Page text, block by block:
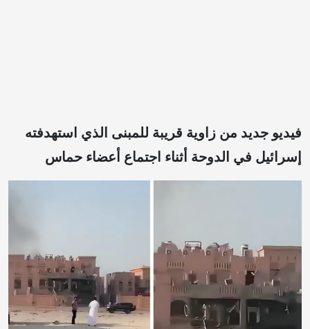
فيديو جديد من زاوية قريبة للمبنى الذي استهدفته
إسرائيل في الدوحة أثناء اجتماع أعضاء حماس